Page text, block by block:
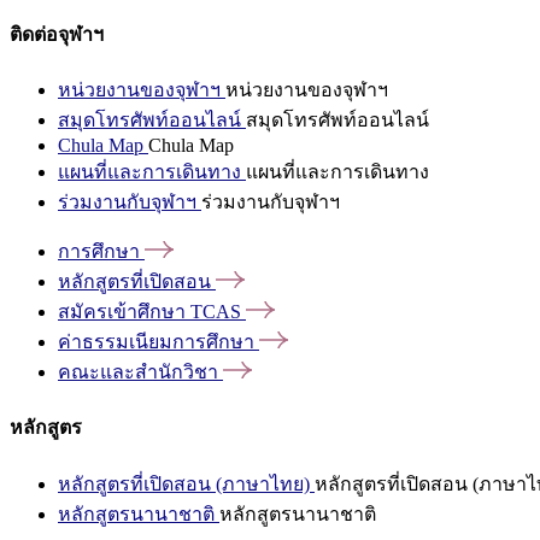
ติดต่อจุฬาฯ
หน่วยงานของจุฬาฯ หน่วยงานของจุฬาฯ
สมุดโทรศัพท์ออนไลน์ สมุดโทรศัพท์ออนไลน์
Chula Map Chula Map
แผนที่และการเดินทาง แผนที่และการเดินทาง
ร่วมงานกับจุฬาฯ ร่วมงานกับจุฬาฯ
การศึกษา
หลักสูตรที่เปิดสอน
สมัครเข้าศึกษา TCAS
ค่าธรรมเนียมการศึกษา
คณะและสำนักวิชา
หลักสูตร
หลักสูตรที่เปิดสอน (ภาษาไทย) หลักสูตรที่เปิดสอน (ภาษาไ
หลักสูตรนานาชาติ หลักสูตรนานาชาติ